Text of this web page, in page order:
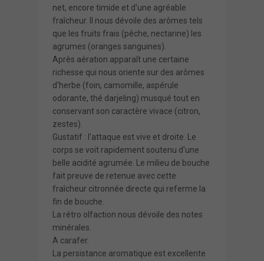
net, encore timide et d'une agréable
fraîcheur. Il nous dévoile des arômes tels
que les fruits frais (pêche, nectarine) les
agrumes (oranges sanguines).
Après aération apparaît une certaine
richesse qui nous oriente sur des arômes
d'herbe (foin, camomille, aspérule
odorante, thé darjeling) musqué tout en
conservant son caractère vivace (citron,
zestes).
Gustatif : l'attaque est vive et droite. Le
corps se voit rapidement soutenu d'une
belle acidité agrumée. Le milieu de bouche
fait preuve de retenue avec cette
fraîcheur citronnée directe qui referme la
fin de bouche.
La rétro olfaction nous dévoile des notes
minérales.
A carafer.
La persistance aromatique est excellente